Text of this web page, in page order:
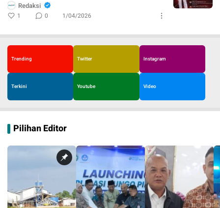
Redaksi
1 0 1/04/2026
Trending Twitter Instagram
Terkini Youtube Video
Pilihan Editor